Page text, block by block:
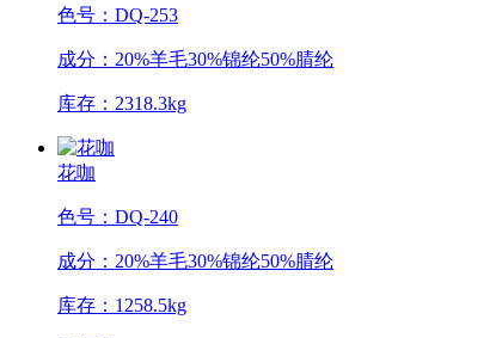
色号：DQ-253
成分：20%羊毛30%锦纶50%腈纶
库存：2318.3kg
花咖
色号：DQ-240
成分：20%羊毛30%锦纶50%腈纶
库存：1258.5kg